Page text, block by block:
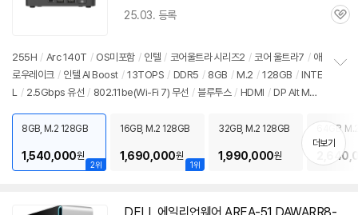
25.03. 등록
관
255H / Arc 140T / OS미포함 / 인텔 / 코어울트라 시리즈2 / 코어 울트라7 / 애
로우레이크 / 인텔 AI Boost / 13TOPS / DDR5 / 8GB / M.2 / 128GB / INTE
L / 2.5Gbps 유선 / 802.11be(Wi-Fi 7) 무선 / 블루투스 / HDMI / DP Alt Mod
PC / 용도: 사무/인강용
치
기
2위
8GB, M.2 128GB
1,540,000원
1위
16GB, M.2 128GB
1,690,000원
32GB, M.2 128GB
1,990,000원
64GB,
더보기